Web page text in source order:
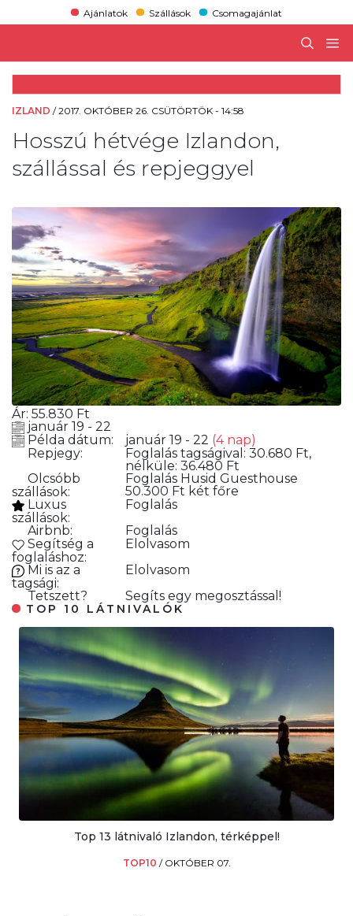
Ajánlatok Szállások Csomagajánlat
IZLAND /2017. OKTÓBER 26. CSÜTÖRTÖK - 14:58
Hosszú hétvége Izlandon,
szállással és repjeggyel
Ár: 55.830 Ft
január 19 - 22
Példa dátum:
január 19 - 22 (4 nap)
Repjegy:
Foglalás tagságival: 30.680 Ft,
nélküle: 36.480 Ft
Olcsóbb
szállások:
Foglalás Husid Guesthouse
50.300 Ft két főre
Luxus
szállások:
Foglalás
Airbnb:
Foglalás
Segítség a
foglaláshoz:
Elolvasom
Mi is az a
tagsági:
Elolvasom
Tetszett?
Segíts egy megosztással!
TOP 10 LÁTNIVALÓK
Top 13 látnivaló Izlandon, térképpel!
TOP10 / OKTÓBER 07.